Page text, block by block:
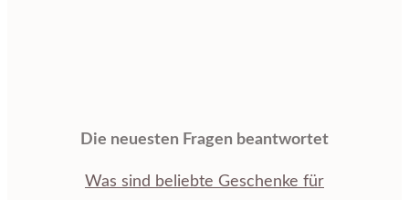
Die neuesten Fragen beantwortet
Was sind beliebte Geschenke für